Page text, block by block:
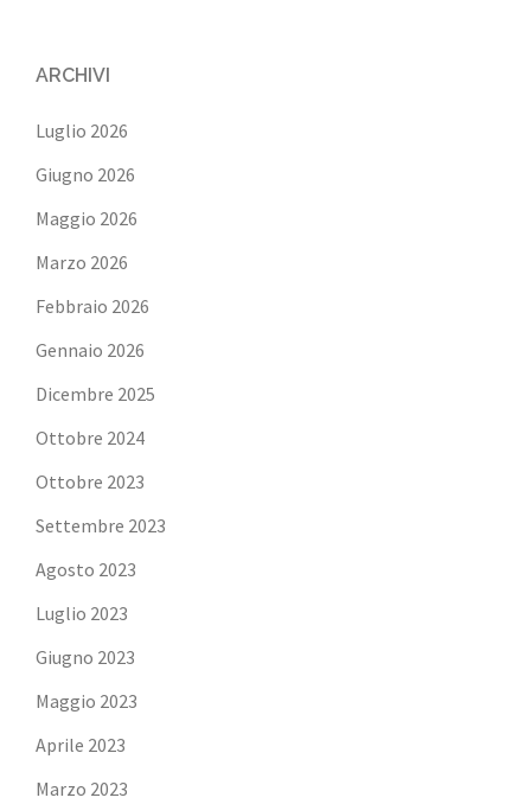
ARCHIVI
Luglio 2026
Giugno 2026
Maggio 2026
Marzo 2026
Febbraio 2026
Gennaio 2026
Dicembre 2025
Ottobre 2024
Ottobre 2023
Settembre 2023
Agosto 2023
Luglio 2023
Giugno 2023
Maggio 2023
Aprile 2023
Marzo 2023